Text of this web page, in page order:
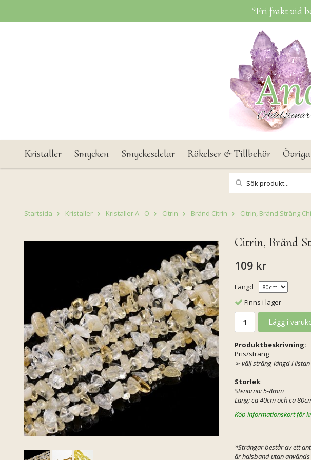
*Fri frakt vid
Kristaller Smycken Smyckesdelar Rökelser & Tillbehör
Startsida Kristaller Kristaller A - Ö Citrin Bränd Citrin Citrin, Bränd Sträng
Citrin, Bränd
109 kr
Längd
Finns i lager
Lägg i
Produktbeskrivning:
Pris/sträng
➢välj sträng-längd i listan
Storlek:
Stenarna: 5-8mm
Läng: ca 40cm och ca
Köp informationskort för
*Strängar består av ett
är halsband utan